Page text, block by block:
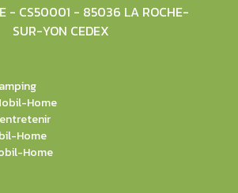
- CS50001 - 85036 LA ROCHE-
SUR-YON CEDEX
Home
Home
Home